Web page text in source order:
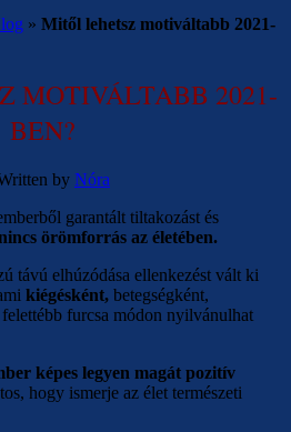
» Mitől lehetsz motiváltabb 2021-
MOTIVÁLTABB 2021-
BEN?
by Nóra
garantált tiltakozást és
örömforrás az életében.
távú elhúzódása ellenkezést vált ki
kiégésként, betegségként,
furcsa módon nyilvánulhat
képes legyen magát pozitív
hogy ismerje az élet természeti